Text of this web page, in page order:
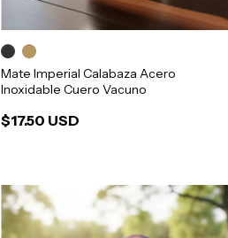
Mate Imperial Calabaza Acero
Inoxidable Cuero Vacuno
$17.50 USD